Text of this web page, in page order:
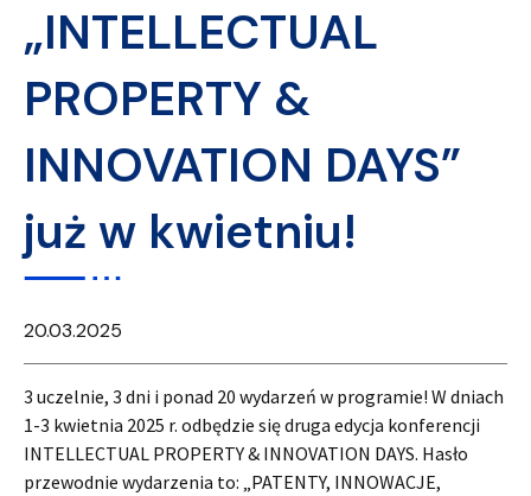
„INTELLECTUAL
PROPERTY &
INNOVATION DAYS”
już w kwietniu!
20.03.2025
3 uczelnie, 3 dni i ponad 20 wydarzeń w programie! W dniach
1-3 kwietnia 2025 r. odbędzie się druga edycja konferencji
INTELLECTUAL PROPERTY & INNOVATION DAYS. Hasło
przewodnie wydarzenia to: „PATENTY, INNOWACJE,